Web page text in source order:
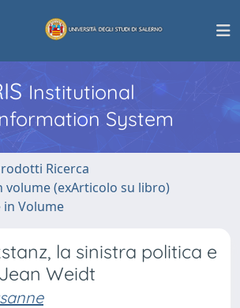
Institutional
System
Ricerca
volume (exArticolo su libro)
in Volume
la sinistra politica e
Weidt